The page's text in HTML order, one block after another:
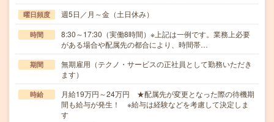
曜日頻度 週5日／月～金（土日休み）
時間
8:30～17:30（実働8時間）※上記は一例です。業務上必要
がある場合や配属先の都合により、時間帯…
期間
無期雇用（テクノ・サービスの正社員として勤務いただき
ます）
時給
月給19万円～24万円 ★配属先が変更となった際の待機期
間も給与が発生！ ※給与は経験などを考慮して決定しま
す